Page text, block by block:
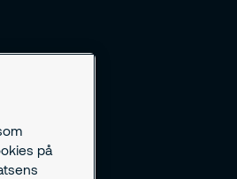
på